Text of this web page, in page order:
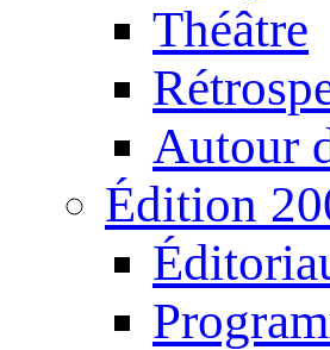
Théâtre
Autour
Édition